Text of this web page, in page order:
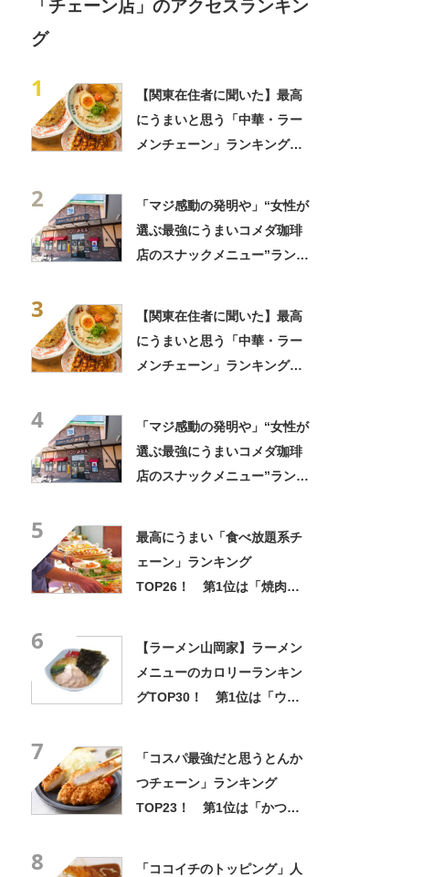
「チェーン店」のアクセスランキン
グ
1
【関東在住者に聞いた】最高
にうまいと思う「中華・ラー
メンチェーン」ランキング
2
「マジ感動の発明や」“女性が
選ぶ最強にうまいコメダ珈琲
店のスナックメニュー”ランキ
3
【関東在住者に聞いた】最高
にうまいと思う「中華・ラー
メンチェーン」ランキング
4
「マジ感動の発明や」“女性が
選ぶ最強にうまいコメダ珈琲
店のスナックメニュー”ランキ
5
最高にうまい「食べ放題系チ
ェーン」ランキング
TOP26！ 第1位は「焼肉き
6
【ラーメン山岡家】ラーメン
メニューのカロリーランキン
グTOP30！ 第1位は「ウル
7
「コスパ最強だと思うとんか
つチェーン」ランキング
TOP23！ 第1位は「かつ
8
「ココイチのトッピング」人